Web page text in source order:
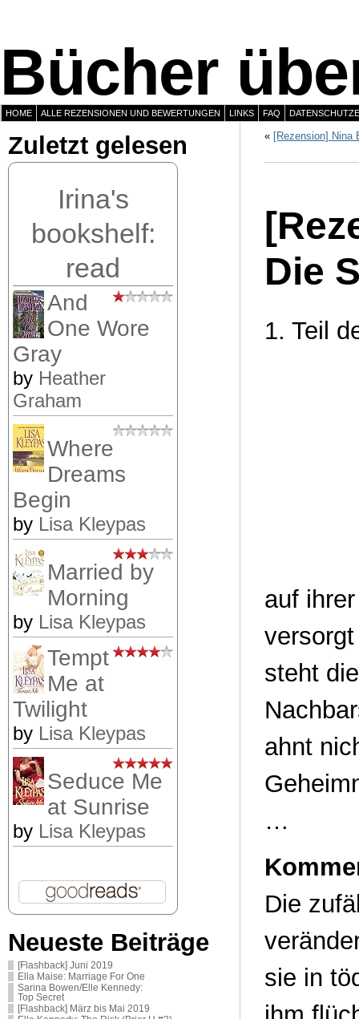
Bücher
HOME ALLE REZENSIONEN UND BEWERTUNGEN LINKS FAQ
Zuletzt gelesen
Irina's
bookshelf:
read
And
One Wore
Gray
by Heather
Graham
Where
Dreams
Begin
by Lisa Kleypas
Married by
Morning
by Lisa Kleypas
Tempt
Me at
Twilight
by Lisa Kleypas
Seduce Me
at Sunrise
by Lisa Kleypas
Neueste Beiträge
[Flashback] Juni 2019
Ella Maise: Marriage For One
Sarina Bowen/Elle Kennedy:
Top Secret
[Flashback] März bis Mai 2019
« [Rezension] Nina
Die
1. Teil
auf
steht
ahnt
…
Die
sie in